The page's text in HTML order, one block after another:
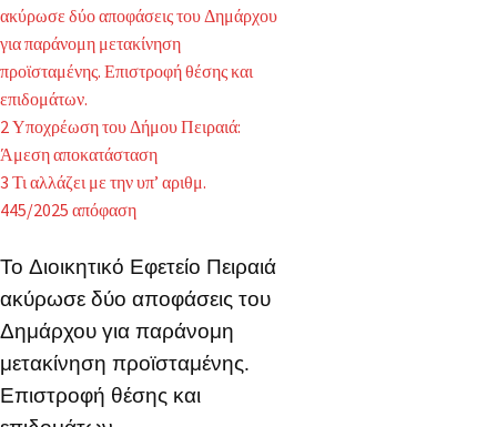
ακύρωσε δύο αποφάσεις του Δημάρχου
για παράνομη μετακίνηση
προϊσταμένης. Επιστροφή θέσης και
επιδομάτων.
2 Υποχρέωση του Δήμου Πειραιά:
Άμεση αποκατάσταση
3 Τι αλλάζει με την υπ’ αριθμ.
445/2025 απόφαση
Το Διοικητικό Εφετείο Πειραιά
ακύρωσε δύο αποφάσεις του
Δημάρχου για παράνομη
μετακίνηση προϊσταμένης.
Επιστροφή θέσης και